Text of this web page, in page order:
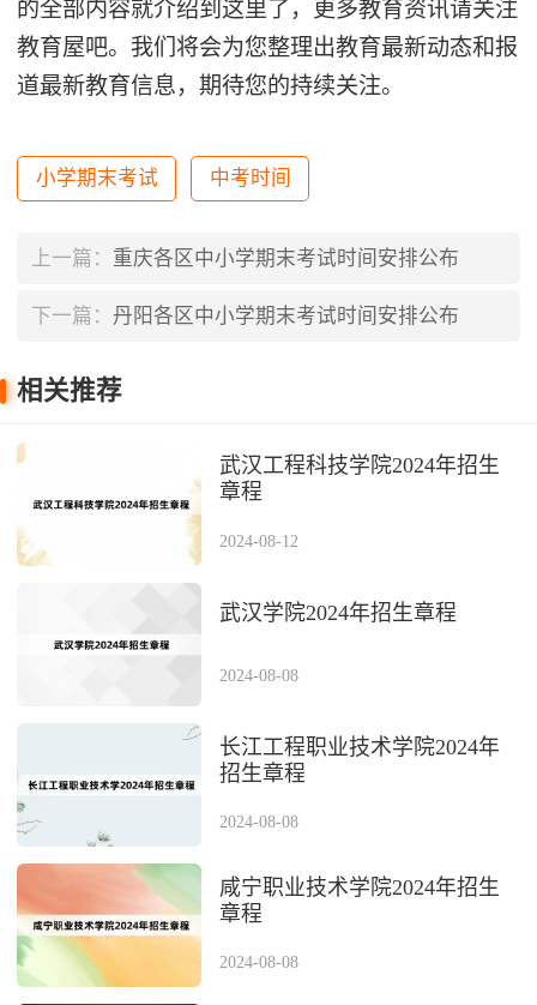
的全部内容就介绍到这里了，更多教育资讯请关注
教育屋吧。我们将会为您整理出教育最新动态和报
道最新教育信息，期待您的持续关注。
小学期末考试 中考时间
上一篇： 重庆各区中小学期末考试时间安排公布
下一篇： 丹阳各区中小学期末考试时间安排公布
相关推荐
武汉工程科技学院2024年招生
章程
2024-08-12
武汉学院2024年招生章程
2024-08-08
长江工程职业技术学院2024年
招生章程
2024-08-08
咸宁职业技术学院2024年招生
章程
2024-08-08